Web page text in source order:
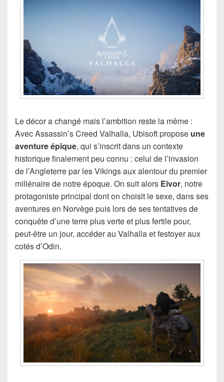
Le décor a changé mais l’ambition reste la même :
Avec Assassin’s Creed Valhalla, Ubisoft propose une
aventure épique, qui s’inscrit dans un contexte
historique finalement peu connu : celui de l’invasion
de l’Angleterre par les Vikings aux alentour du premier
millénaire de notre époque. On suit alors Eivor, notre
protagoniste principal dont on choisit le sexe, dans ses
aventures en Norvège puis lors de ses tentatives de
conquête d’une terre plus verte et plus fertile pour,
peut-être un jour, accéder au Valhalla et festoyer aux
cotés d’Odin.